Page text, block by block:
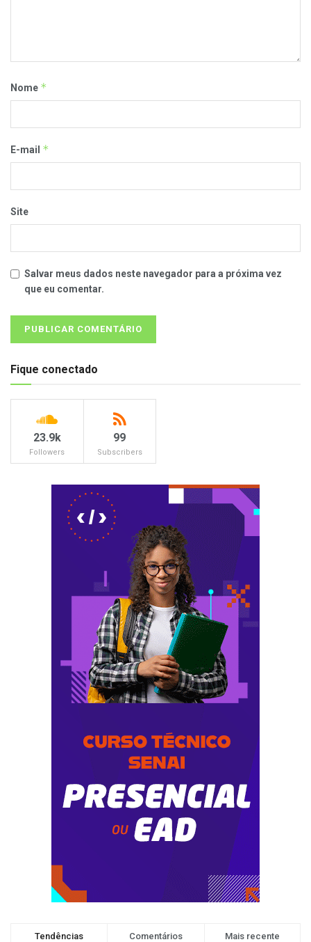
Nome *
E-mail *
Site
Salvar meus dados neste navegador para a próxima vez
que eu comentar.
Fique conectado
23.9k
Followers
99
Subscribers
Tendências Comentários Mais recente